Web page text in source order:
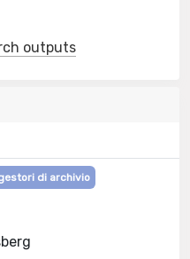
outputs
di archivio